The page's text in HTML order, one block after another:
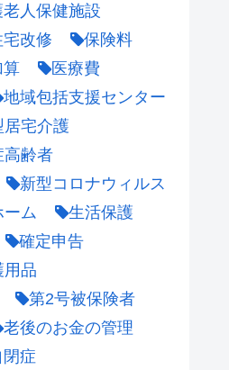
人保健施設
宅改修
保険料
算
医療費
地域包括支援センター
宅介護
高齢者
新型コロナウィルス
ム
生活保護
確定申告
用品
第2号被保険者
老後のお金の管理
閉症